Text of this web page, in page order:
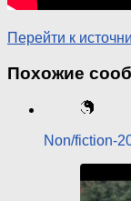
Перейти к
Похожие
Non/fiction-